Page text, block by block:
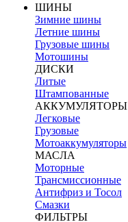
ШИНЫ
Зимние шины
Летние шины
Грузовые шины
Мотошины
ДИСКИ
Литые
Штампованные
АККУМУЛЯТОРЫ
Легковые
Грузовые
Мотоаккумуляторы
МАСЛА
Моторные
Трансмиссионные
Антифриз и Тосол
Смазки
ФИЛЬТРЫ